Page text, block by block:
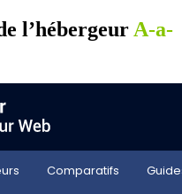
l’hébergeur A-a-